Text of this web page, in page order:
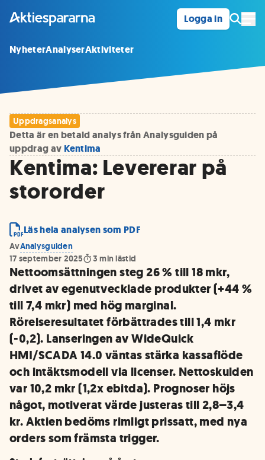
Logga in
NyheterAnalyserAktiviteter
Uppdragsanalys
Detta är en betald analys från Analysguiden på
uppdrag av Kentima
Kentima: Levererar på
stororder
Läs hela analysen som PDF
AvAnalysguiden
17 september 2025
3 min lästid
Nettoomsättningen steg 26 % till 18 mkr,
drivet av egenutvecklade produkter (+44 %
till 7,4 mkr) med hög marginal.
Rörelseresultatet förbättrades till 1,4 mkr
(-0,2). Lanseringen av WideQuick
HMI/SCADA 14.0 väntas stärka kassaflöde
och intäktsmodell via licenser. Nettoskulden
var 10,2 mkr (1,2x ebitda). Prognoser höjs
något, motiverat värde justeras till 2,8–3,4
kr. Aktien bedöms rimligt prissatt, med nya
orders som främsta trigger.